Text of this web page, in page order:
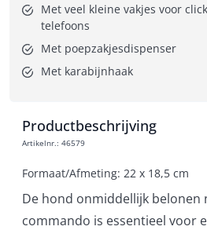
Met veel kleine vakjes voor
telefoons
Met poepzakjesdispenser
Met karabijnhaak
Productbeschrijving
Artikelnr.: 46579
Formaat/Afmeting: 22 x 18,5 cm
De hond onmiddellijk belonen
commando is essentieel voor